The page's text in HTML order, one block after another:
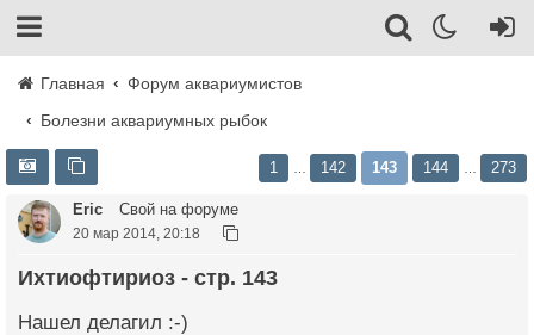
Главная
Форум аквариумистов
Болезни аквариумных рыбок
1 142 143 144 273
Eric Свой на форуме
20 мар 2014, 20:18
Ихтиофтириоз - стр. 143
Нашел делагил :-)